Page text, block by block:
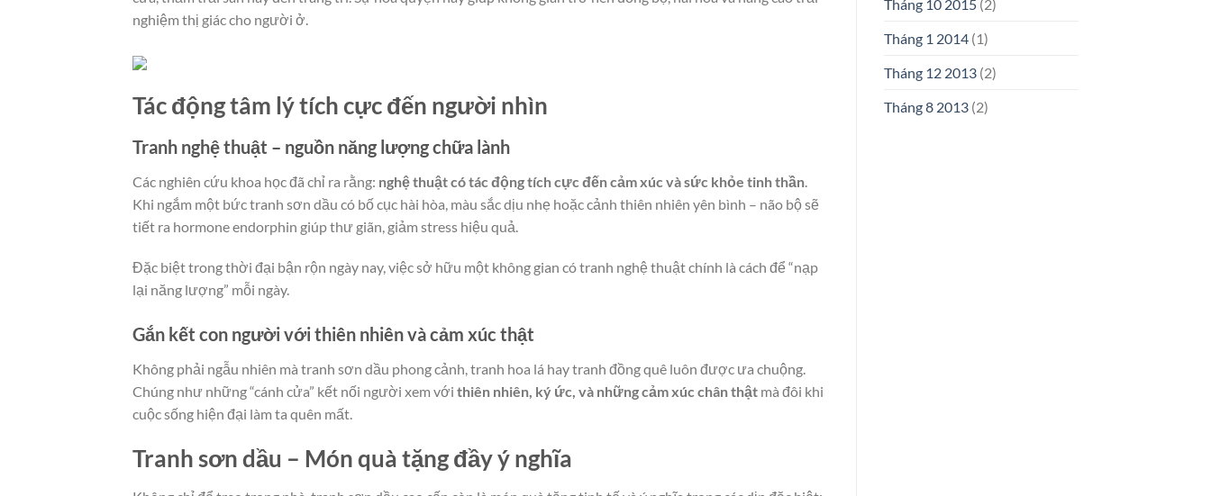
nghiệm thị giác cho người ở.
Tác động tâm lý tích cực đến người nhìn
Tranh nghệ thuật – nguồn năng lượng chữa lành
Các nghiên cứu khoa học đã chỉ ra rằng: nghệ thuật có tác động tích cực đến cảm xúc và sức khỏe tinh thần
Khi ngắm một bức tranh sơn dầu có bố cục hài hòa, màu sắc dịu nhẹ hoặc cảnh thiên nhiên yên bình – não bộ sẽ
tiết ra hormone endorphin giúp thư giãn, giảm stress hiệu quả.
Đặc biệt trong thời đại bận rộn ngày nay, việc sở hữu một không gian có tranh nghệ thuật chính là cách để “nạp
lại năng lượng” mỗi ngày.
Gắn kết con người với thiên nhiên và cảm xúc thật
Không phải ngẫu nhiên mà tranh sơn dầu phong cảnh, tranh hoa lá hay tranh đồng quê luôn được ưa chuộng.
Chúng như những “cánh cửa” kết nối người xem với thiên nhiên, ký ức, và những cảm xúc chân thật mà đôi khi
cuộc sống hiện đại làm ta quên mất.
Tranh sơn dầu – Món quà tặng đầy ý nghĩa
Tháng 10 2015(2)
Tháng 1 2014(1)
Tháng 12 2013(2)
Tháng 8 2013(2)